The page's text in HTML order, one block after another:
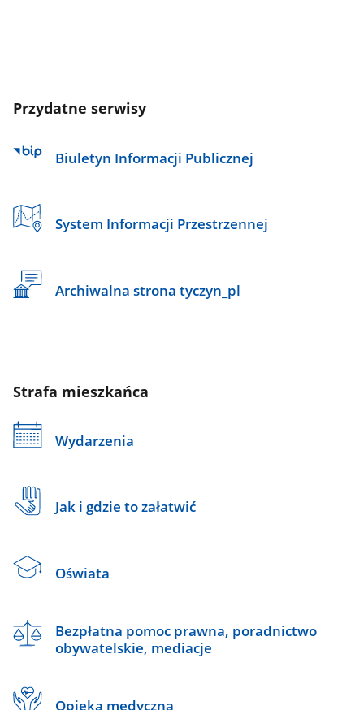
Przydatne serwisy
Biuletyn Informacji Publicznej
System Informacji Przestrzennej
Archiwalna strona tyczyn_pl
Strafa mieszkańca
Wydarzenia
Jak i gdzie to załatwić
Oświata
Bezpłatna pomoc prawna, poradnictwo
obywatelskie, mediacje
Opieka medyczna